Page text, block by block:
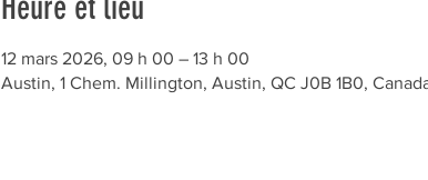
12 mars 2026, 09 h 00 – 13 h 00
Austin, 1 Chem. Millington, Austin, QC J0B 1B0,